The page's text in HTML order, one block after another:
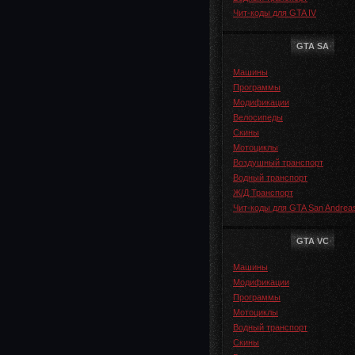
Чит-коды для GTA IV
GTA SA
Машины
Программы
Модификации
Велосипеды
Скины
Мотоциклы
Воздушный транспорт
Водный транспорт
Ж/Д Транспорт
Чит-коды для GTA San
GTA VC
Машины
Модификации
Программы
Мотоциклы
Водный транспорт
Скины